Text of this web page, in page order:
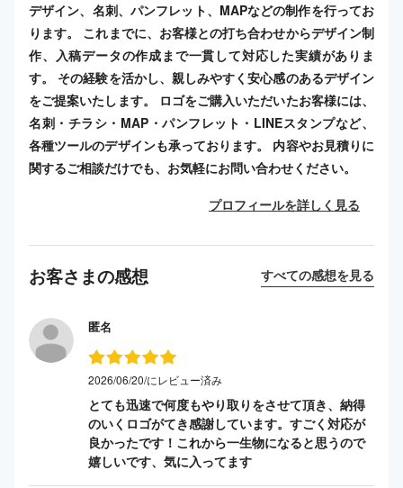
デザイン、名刺、パンフレット、MAPなどの制作を行ってお
ります。 これまでに、お客様との打ち合わせからデザイン制
作、入稿データの作成まで一貫して対応した実績がありま
す。 その経験を活かし、親しみやすく安心感のあるデザイン
をご提案いたします。 ロゴをご購入いただいたお客様には、
名刺・チラシ・MAP・パンフレット・LINEスタンプなど、
各種ツールのデザインも承っております。 内容やお見積りに
関するご相談だけでも、お気軽にお問い合わせください。
プロフィールを詳しく見る
お客さまの感想 すべての感想を見る
匿名
2026/06/20/にレビュー済み
とても迅速で何度もやり取りをさせて頂き、納得
のいくロゴがてき感謝しています。すごく対応が
良かったです！これから一生物になると思うので
嬉しいです、気に入ってます